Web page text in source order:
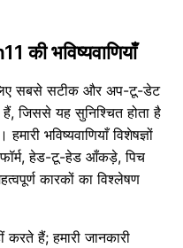
भविष्यवाणियाँ
सबसे सटीक और अप-टू-डेट
हैं, जिससे यह सुनिश्चित होता है
भविष्यवाणियाँ विशेषज्ञों
फॉर्म, हेड-टू-हेड आँकड़े, पिच
कारकों का विश्लेषण
हैं; हमारी जानकारी